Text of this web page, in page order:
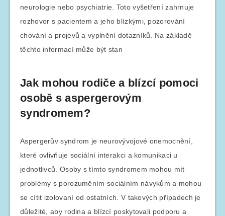
neurologie nebo psychiatrie. Toto vyšetření zahrnuje
rozhovor s pacientem a jeho blízkými, pozorování
chování a projevů a vyplnění dotazníků. Na základě
těchto informací může být stan
Jak mohou rodiče a blízcí pomoci
osobě s aspergerovým
syndromem?
Aspergerův syndrom je neurovývojové onemocnění,
které ovlivňuje sociální interakci a komunikaci u
jednotlivců. Osoby s tímto syndromem mohou mít
problémy s porozuměním sociálním návykům a mohou
se cítit izolovaní od ostatních. V takových případech je
důležité, aby rodina a blízcí poskytovali podporu a